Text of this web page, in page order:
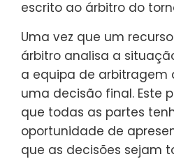
escrito ao árbitro do
Uma vez que um
árbitro analisa a
a equipa de arbitragem
uma decisão final. Este
que todas as partes
oportunidade de
que as decisões sejam